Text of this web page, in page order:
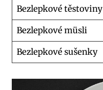
Bezlepkové těstoviny
Bezlepkové müsli
Bezlepkové sušenky